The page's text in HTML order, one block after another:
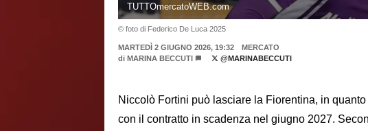
TUTTOmercatoWEB.com
© foto di Federico De Luca 2025
MARTEDÌ 2 GIUGNO 2026, 19:32
MERCATO
di MARINA BECCUTI @MARINABECCUTI
Niccolò Fortini può lasciare la Fiorentina, in
con il contratto in scadenza nel giugno 2027.